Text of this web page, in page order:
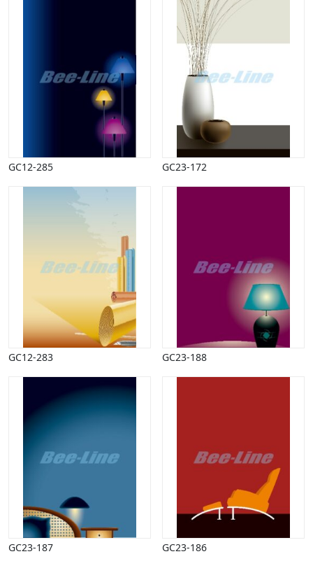
GC12-285 GC23-172
GC12-283 GC23-188
GC23-187 GC23-186